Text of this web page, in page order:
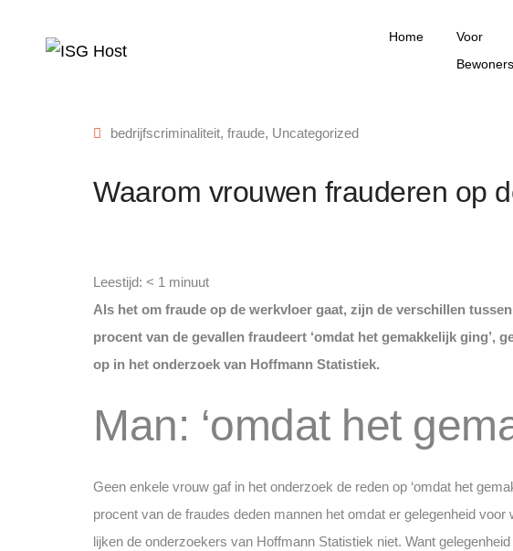
Home
Voor
Bewoners
bedrijfscriminaliteit, fraude, Uncategorized
Waarom vrouwen frauderen op
Leestijd: < 1 minuut
Als het om fraude op de werkvloer gaat, zijn de verschillen
procent van de gevallen fraudeert ‘omdat het gemakkelijk ging’,
op in het onderzoek van Hoffmann Statistiek.
Man: ‘omdat het
Geen enkele vrouw gaf in het onderzoek de reden op ‘omdat het
procent van de fraudes deden mannen het omdat er gelegenheid
lijken de onderzoekers van Hoffmann Statistiek niet. Want